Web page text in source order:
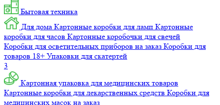
Бытовая техника
Для дома Картонные коробки для ламп Картонные
коробки для часов Картонные коробочки для свечей
Коробки для осветительных приборов на заказ Коробки для
товаров 18+ Упаковки для скатертей
3
Картонная упаковка для медицинских товаров
Картонные коробки для лекарственных средств Коробки для
медицинских масок на заказ